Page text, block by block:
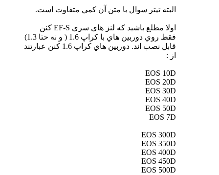
البته تيتر سوال با متن آن كمي متفاوت است.
اولا مطلع باشيد كه لنز هاي سري EF-S كنن
فقط روي دوربين هاي با كراپ 1.6 ( و نه حتا 1.3)
قابل نصب اند. دوربين هاي كراپ 1.6 كنن عبارتند
از :
EOS 10D
EOS 20D
EOS 30D
EOS 40D
EOS 50D
EOS 7D
EOS 300D
EOS 350D
EOS 400D
EOS 450D
EOS 500D